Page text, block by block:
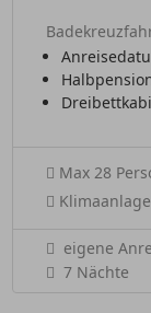
Max 28
Klimaanlage
eigene
7 Nächte